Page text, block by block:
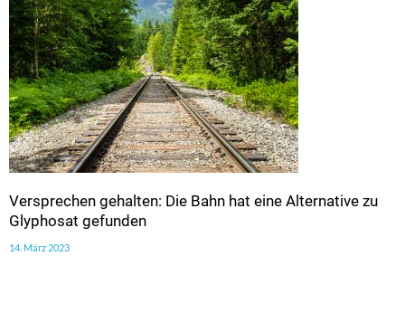
Versprechen gehalten: Die Bahn hat eine Alternative zu
Glyphosat gefunden
14. März 2023